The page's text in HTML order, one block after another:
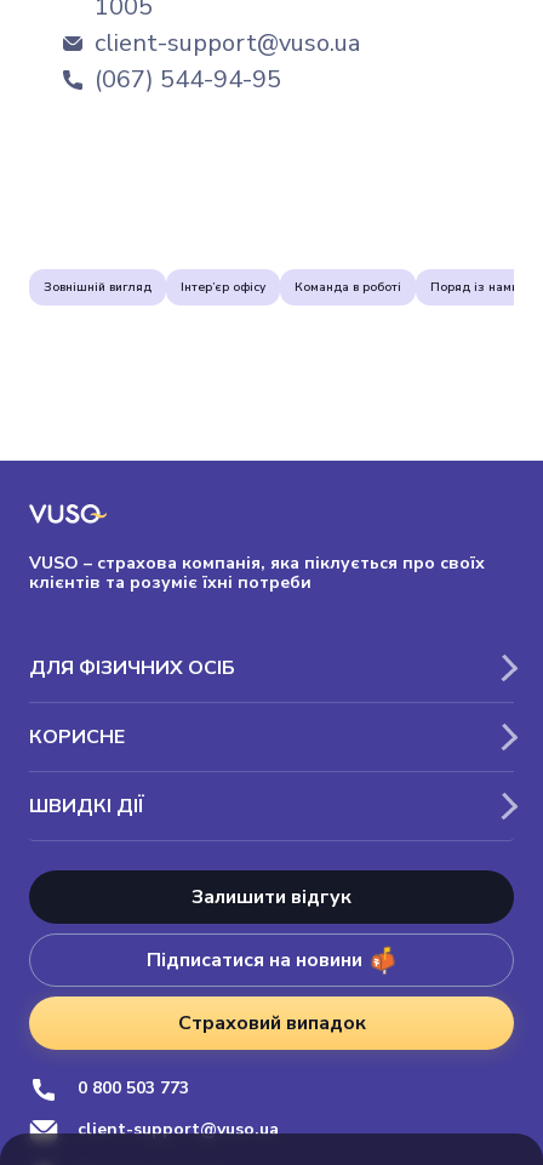
1005
client-support@vuso.ua
(067) 544-94-95
Зовнішній вигляд Інтер’єр офісу Команда в роботі Поряд із нами
VUSO – страхова компанія, яка піклується про своїх
клієнтів та розуміє їхні потреби
ДЛЯ ФІЗИЧНИХ ОСІБ
КОРИСНЕ
ШВИДКІ ДІЇ
Залишити відгук
Підписатися на новини
Страховий випадок
0 800 503 773
client-support@vuso.ua